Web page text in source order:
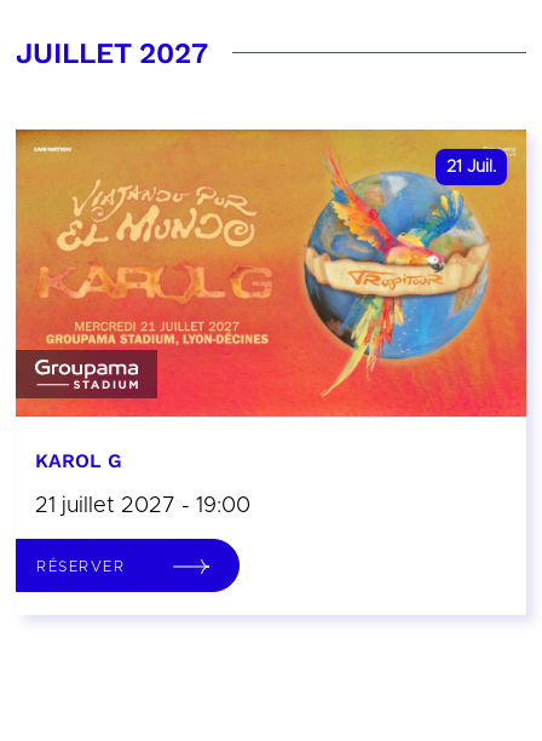
JUILLET 2027
21 Juil.
KAROL G
21 juillet 2027 - 19:00
RÉSERVER